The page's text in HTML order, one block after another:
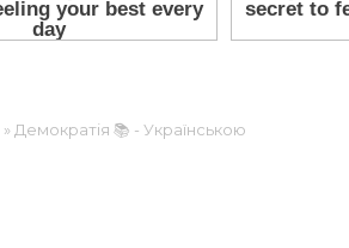
» Демократія 📚 - Українською